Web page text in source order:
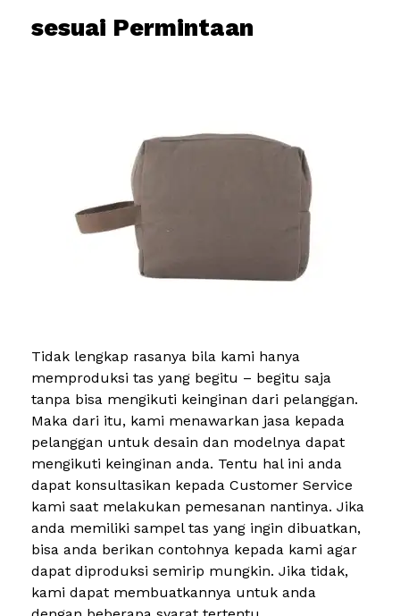
sesuai Permintaan
Tidak lengkap rasanya bila kami hanya
memproduksi tas yang begitu – begitu saja
tanpa bisa mengikuti keinginan dari pelanggan.
Maka dari itu, kami menawarkan jasa kepada
pelanggan untuk desain dan modelnya dapat
mengikuti keinginan anda. Tentu hal ini anda
dapat konsultasikan kepada Customer Service
kami saat melakukan pemesanan nantinya. Jika
anda memiliki sampel tas yang ingin dibuatkan,
bisa anda berikan contohnya kepada kami agar
dapat diproduksi semirip mungkin. Jika tidak,
kami dapat membuatkannya untuk anda